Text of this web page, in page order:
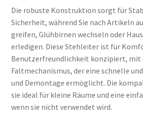
Die robuste Konstruktion sorgt für
Sicherheit, während Sie nach Artikeln
greifen, Glühbirnen wechseln oder
erledigen. Diese Stehleiter ist für
Benutzerfreundlichkeit konzipiert, mit
Faltmechanismus, der eine schnelle
und Demontage ermöglicht. Die
sie ideal für kleine Räume und eine
wenn sie nicht verwendet wird.